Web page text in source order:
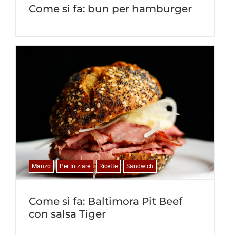
Come si fa: bun per hamburger
Come si fa: Baltimora Pit Beef
con salsa Tiger
Manzo Per Iniziare Ricette Sandwich